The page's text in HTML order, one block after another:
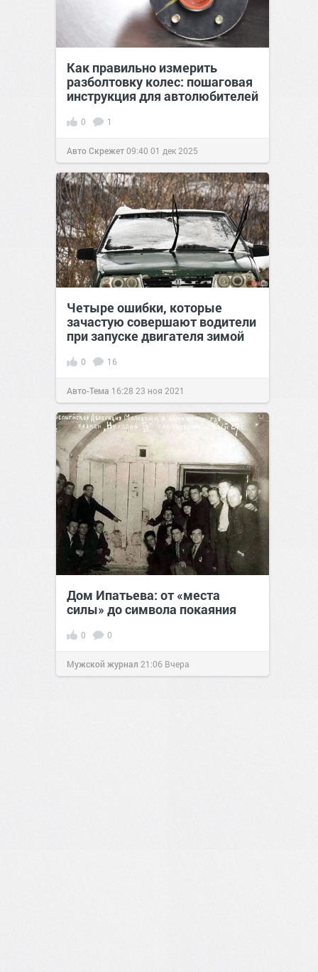
Как правильно измерить
разболтовку колес: пошаговая
инструкция для автолюбителей
0 1
Авто Скрежет09:40 01 дек 2025
Четыре ошибки, которые
зачастую совершают водители
при запуске двигателя зимой
0 16
Авто-Тема 16:28 23 ноя 2021
Дом Ипатьева: от «места
силы» до символа покаяния
0 0
Мужской журнал 21:06 Вчера